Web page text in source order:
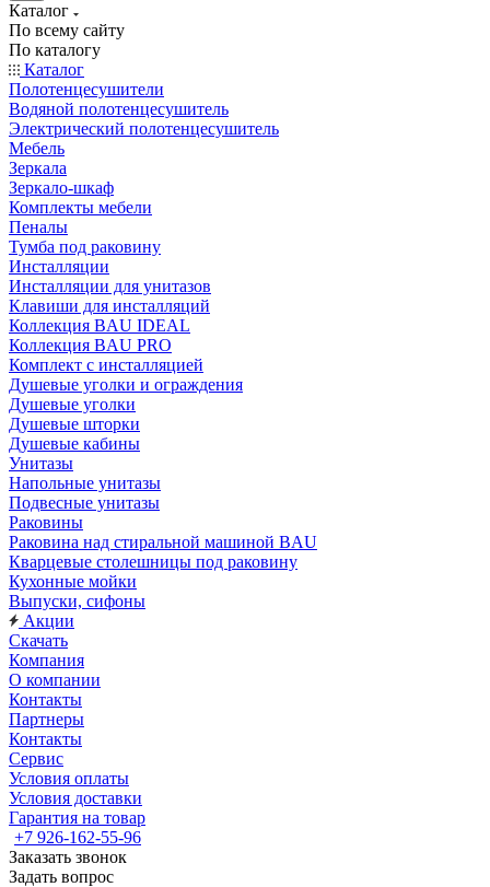
Каталог
По всему сайту
По каталогу
Каталог
Полотенцесушители
Водяной полотенцесушитель
Электрический полотенцесушитель
Мебель
Зеркала
Зеркало-шкаф
Комплекты мебели
Пеналы
Тумба под раковину
Инсталляции
Инсталляции для унитазов
Клавиши для инсталляций
Коллекция BAU IDEAL
Коллекция BAU PRO
Комплект с инсталляцией
Душевые уголки и ограждения
Душевые уголки
Душевые шторки
Душевые кабины
Унитазы
Напольные унитазы
Подвесные унитазы
Раковины
Раковина над стиральной машиной BAU
Кварцевые столешницы под раковину
Кухонные мойки
Выпуски, сифоны
Акции
Скачать
Компания
О компании
Контакты
Партнеры
Контакты
Сервис
Условия оплаты
Условия доставки
Гарантия на товар
+7 926-162-55-96
Заказать звонок
Задать вопрос